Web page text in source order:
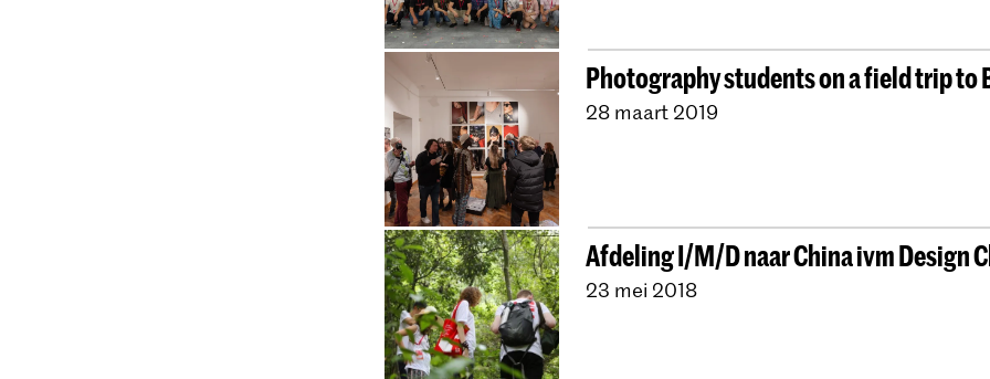
Photography students on a field trip to
28 maart 2019
Afdeling I/M/D naar China ivm Design
23 mei 2018